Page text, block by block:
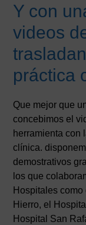
Y con
videos
práctica
Que mejor que
concebimos el
herramienta con
clínica.
demostrativos
los que
Hospitales
Hierro, el
Hospital San